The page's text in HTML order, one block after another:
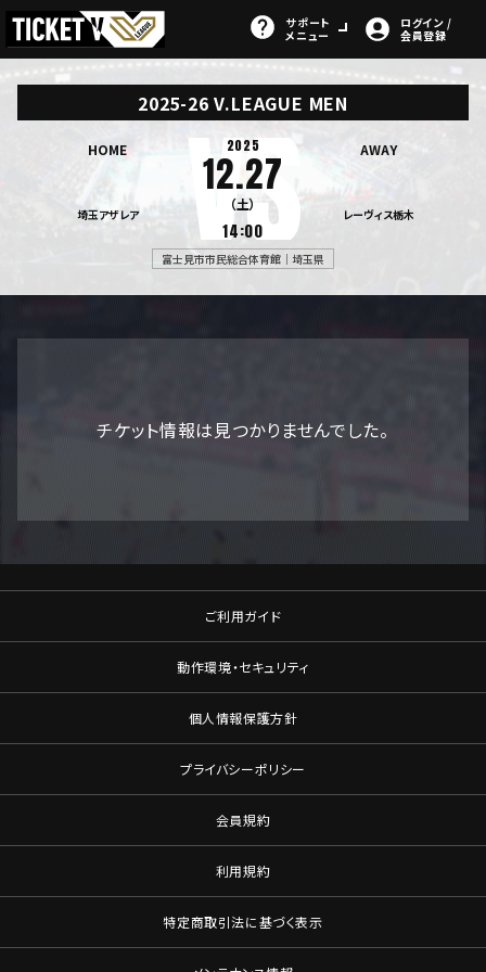
サポート
メニュー
ログイン /
会員登録
2025-26 V.LEAGUE MEN
HOME
埼玉アザレア
2025
12.27
（土）
14:00
AWAY
レーヴィス栃木
富士見市市民総合体育館｜埼玉県
チケット情報は見つかりませんでした。
ご利用ガイド
動作環境・セキュリティ
個人情報保護方針
プライバシーポリシー
会員規約
利用規約
特定商取引法に基づく表示